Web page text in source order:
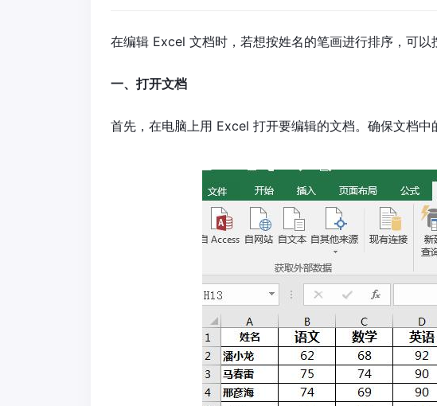
在编辑 Excel 文档时，若想按姓名的笔画进行排序，可以
一、打开文档
首先，在电脑上用 Excel 打开要编辑的文档。确保文档中